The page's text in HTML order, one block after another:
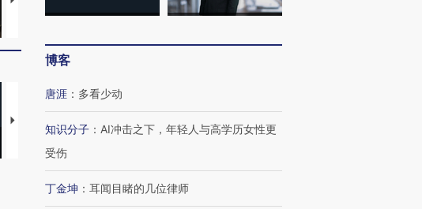
粒摇头丸 尿检体内含3种
度Z世代 用街头抗争将教
机”？难民潮撕裂西班牙
【推广】走进第四届链博
会，让数智科技“链”接产
【特别呈现】寻找100种
【商旅对话】华住集团
CFO：不靠规模取胜，华
博客
唐涯 ： 多看少动
知识分子 ： AI冲击之下，年轻人与高学历女性更
受伤
丁金坤 ： 耳闻目睹的几位律师